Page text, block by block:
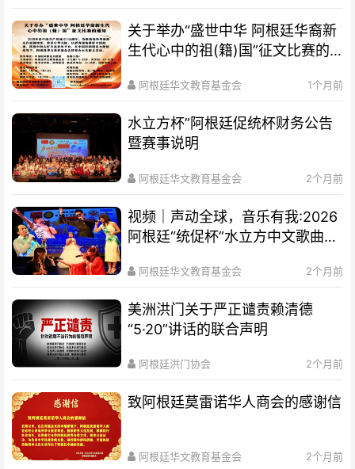
关于举办“盛世中华 阿根廷华裔新
生代心中的祖(籍)国”征文比赛的
阿根廷华文教育基金会 1个月前
水立方杯”阿根廷促统杯财务公告
暨赛事说明
阿根廷华文教育基金会 2个月前
视频｜声动全球，音乐有我:2026
阿根廷“统促杯”水立方中文歌曲大
阿根廷华文教育基金会 2个月前
美洲洪门关于严正谴责赖清德
“5·20”讲话的联合声明
阿根廷洪门协会 2个月前
致阿根廷莫雷诺华人商会的感谢信
阿根廷华文教育基金会 2个月前